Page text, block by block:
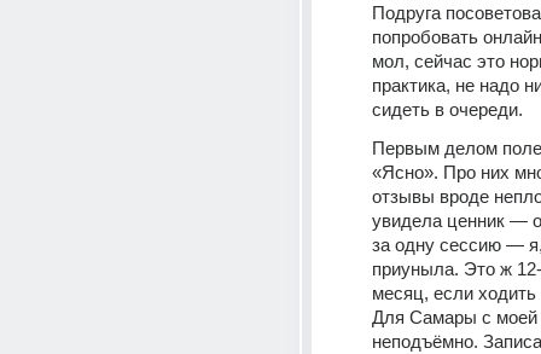
Подруга
попробовать
мол, сейчас это
практика, не надо
сидеть в очереди.
Первым делом
«Ясно». Про них
отзывы вроде
увидела ценник —
за одну сессию — я,
приуныла. Это ж
месяц, если
Для Самары с моей
неподъёмно.